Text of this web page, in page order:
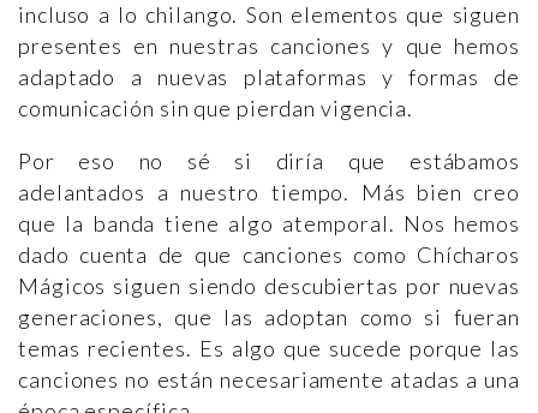
incluso a lo chilango. Son elementos que siguen
presentes en nuestras canciones y que hemos
adaptado a nuevas plataformas y formas de
comunicación sin que pierdan vigencia.
Por eso no sé si diría que estábamos
adelantados a nuestro tiempo. Más bien creo
que la banda tiene algo atemporal. Nos hemos
dado cuenta de que canciones como Chícharos
Mágicos siguen siendo descubiertas por nuevas
generaciones, que las adoptan como si fueran
temas recientes. Es algo que sucede porque las
canciones no están necesariamente atadas a una